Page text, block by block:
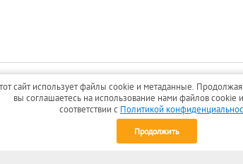
сайт использует файлы cookie и метаданные. Продолжая
вы соглашаетесь на использование нами файлов cookie
соответствии с Политикой
Продолжить